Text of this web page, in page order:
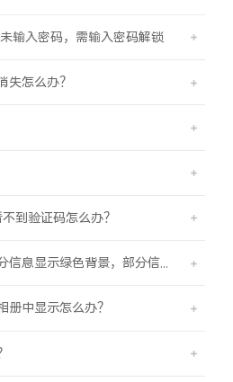
输入密码，需输入密码解锁
失怎么办？
到验证码怎么办？
册中显示怎么办？